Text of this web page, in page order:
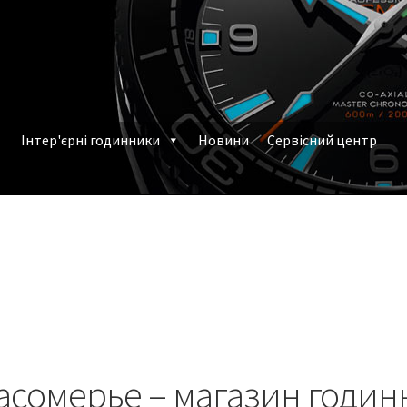
Інтер'єрні годинники Новини Сервісний центр
– магазин